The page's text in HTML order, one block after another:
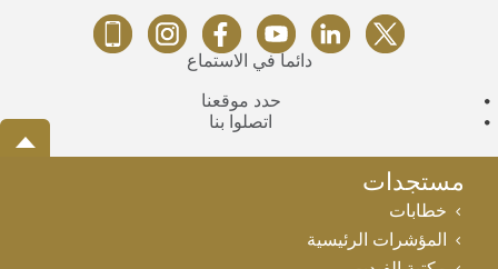
دائماً في الاستماع
حدد موقعنا
اتصلوا بنا
مستجدات
خطابات
المؤشرات الرئيسية